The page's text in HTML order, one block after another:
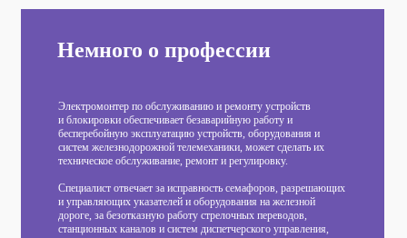
Немного о профессии
Электромонтер по обслуживанию и ремонту устройств
и блокировки обеспечивает безаварийную работу и
бесперебойную эксплуатацию устройств, оборудования и
систем железнодорожной телемеханики, может сделать их
техническое обслуживание, ремонт и регулировку.
Специалист отвечает за исправность семафоров, разрешающих
и управляющих указателей и оборудования на железной
дороге, за безотказную работу стрелочных переводов,
станционных каналов и систем диспетчерского управления,